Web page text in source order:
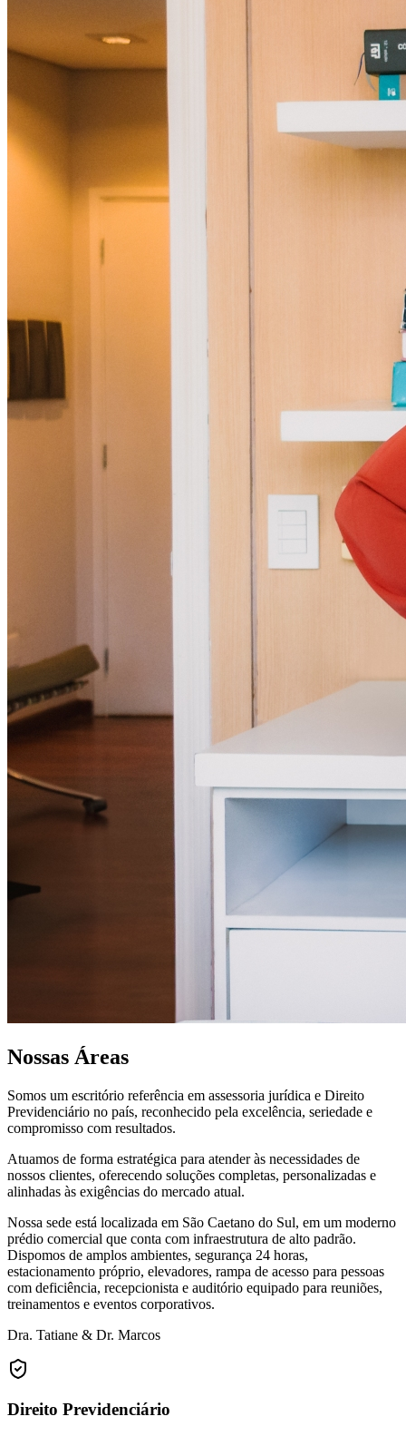
Nossas Áreas
Somos um escritório referência em assessoria jurídica e Direito
Previdenciário no país, reconhecido pela excelência, seriedade e
compromisso com resultados.
Atuamos de forma estratégica para atender às necessidades de
nossos clientes, oferecendo soluções completas, personalizadas e
alinhadas às exigências do mercado atual.
Nossa sede está localizada em São Caetano do Sul, em um moderno
prédio comercial que conta com infraestrutura de alto padrão.
Dispomos de amplos ambientes, segurança 24 horas,
estacionamento próprio, elevadores, rampa de acesso para pessoas
com deficiência, recepcionista e auditório equipado para reuniões,
treinamentos e eventos corporativos.
Dra. Tatiane & Dr. Marcos
Direito Previdenciário